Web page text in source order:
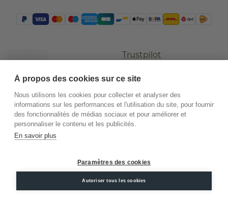
Trustpilot
.DiamondsByMe
Conditions
Confidentialité
Mentions
À propos des cookies sur ce site
Nous utilisons les cookies pour collecter et analyser des
informations sur les performances et l'utilisation du site, pour fournir
des fonctionnalités de médias sociaux et pour améliorer et
personnaliser le contenu et les publicités.
En savoir plus
Paramètres des cookies
Autoriser tous les cookies